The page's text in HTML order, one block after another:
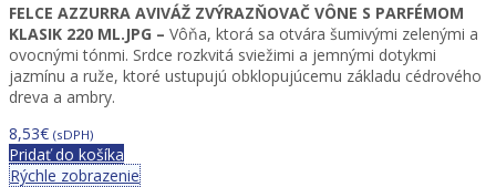
FELCE AZZURRA AVIVÁŽ ZVÝRAZŇOVAČ VÔNE S PARFÉMOM
KLASIK 220 ML.JPG – Vôňa, ktorá sa otvára šumivými zelenými a
ovocnými tónmi. Srdce rozkvitá sviežimi a jemnými dotykmi
jazmínu a ruže, ktoré ustupujú obklopujúcemu základu cédrového
dreva a ambry.
8,53€ (sDPH)
Pridať do košíka
Rýchle zobrazenie